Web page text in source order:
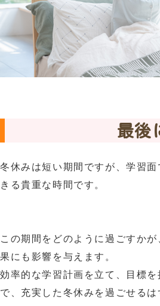
最後
冬休みは短い期間ですが、学習
きる貴重な時間です。
この期間をどのように過ごすか
果にも影響を与えます。
効率的な学習計画を立て、目標
で、充実した冬休みを過ごせるは